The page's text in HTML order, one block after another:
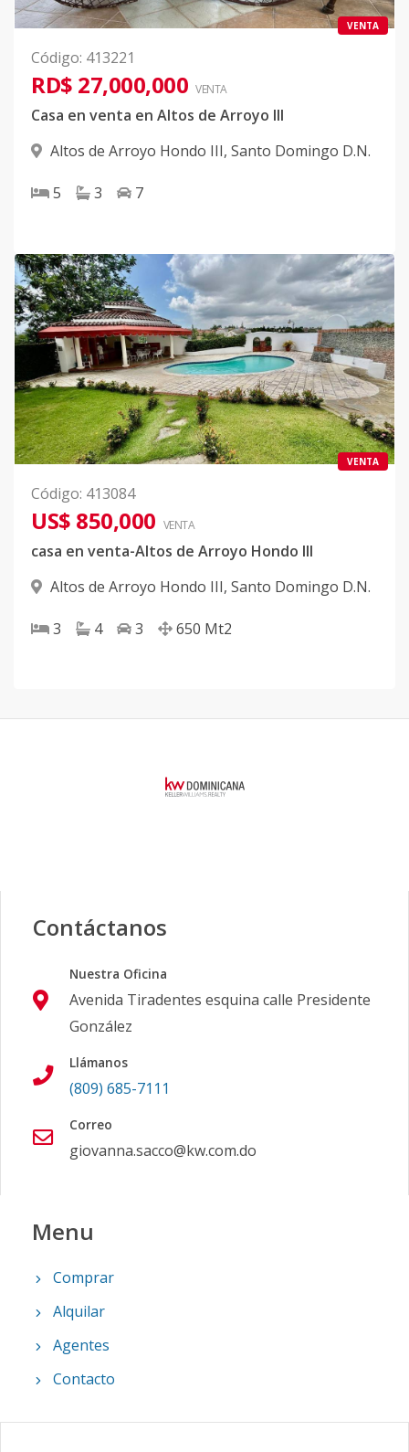
VENTA
Código: 413221
RD$ 27,000,000 VENTA
Casa en venta en Altos de Arroyo III
Altos de Arroyo Hondo III, Santo Domingo D.N.
5 3 7
VENTA
Código: 413084
US$ 850,000 VENTA
casa en venta-Altos de Arroyo Hondo III
Altos de Arroyo Hondo III, Santo Domingo D.N.
3 4 3 650 Mt2
Contáctanos
Nuestra Oficina
Avenida Tiradentes esquina calle Presidente
González
Llámanos
(809) 685-7111
Correo
giovanna.sacco@kw.com.do
Menu
Comprar
Alquilar
Agentes
Contacto